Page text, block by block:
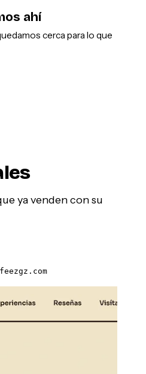
ahí
cerca para lo que
ya venden con su